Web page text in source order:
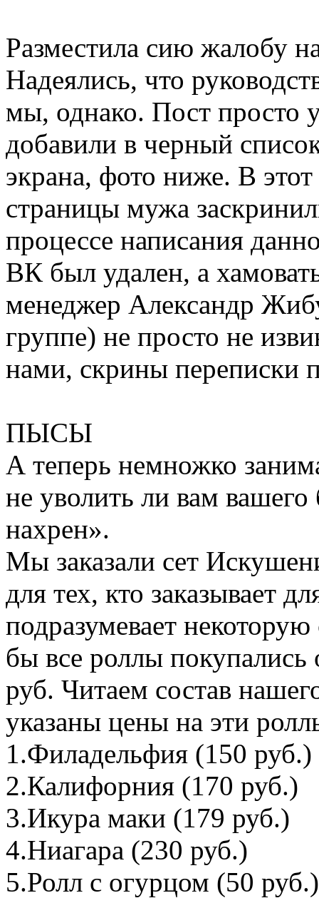
Разместила сию жалобу
Надеялись, что
мы, однако. Пост просто
добавили в черный
экрана, фото ниже. В
страницы мужа
процессе написания
ВК был удален, а
менеджер Александр
группе) не просто не
нами, скрины переписки
ПЫСЫ
А теперь немножко
не уволить ли вам вашего
нахрен».
Мы заказали сет
для тех, кто заказывает
подразумевает
бы все роллы покупались
руб. Читаем состав
указаны цены на эти
1.Филадельфия (150 руб.)
2.Калифорния (170 руб.)
3.Икура маки (179 руб.)
4.Ниагара (230 руб.)
5.Ролл с огурцом (50 руб.)